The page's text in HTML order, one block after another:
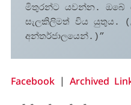
මිතුරන්ට යවන්න. ඔබේ
සැලකිලිමත් විය යුතුය.
අන්තර්ජාලයෙන්.)”
Facebook| Archived